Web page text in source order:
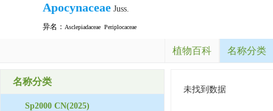
Apocynaceae Juss.
异名： Asclepiadaceae Periplocaceae
植物百科 名称分类
名称分类
Sp2000 CN(2025)
未找到数据